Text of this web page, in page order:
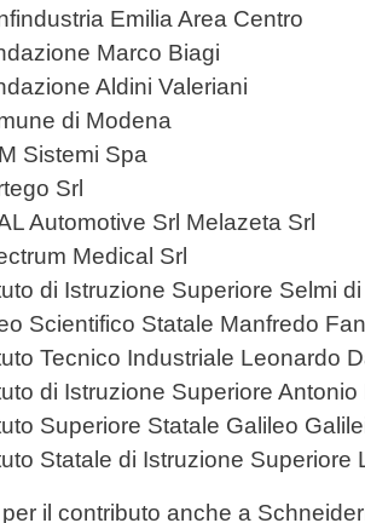
Emilia Area Centro
Marco Biagi
Aldini Valeriani
di Modena
Sistemi Spa
Srl
Automotive Srl Melazeta Srl
Medical Srl
di Istruzione Superiore Selmi
Scientifico Statale Manfredo
Tecnico Industriale Leonardo
di Istruzione Superiore
Superiore Statale Galileo
Statale di Istruzione Superiore
il contributo anche a